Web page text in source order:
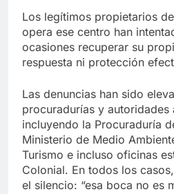
Los legítimos propietarios
opera ese centro han
ocasiones recuperar su
respuesta ni protección
Las denuncias han sido
procuradurías y autoridades
incluyendo la Procuraduría
Ministerio de Medio
Turismo e incluso oficinas
Colonial. En todos los
el silencio: “esa boca no es